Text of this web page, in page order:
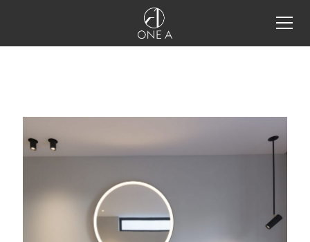
configurator
one a tools
projekte